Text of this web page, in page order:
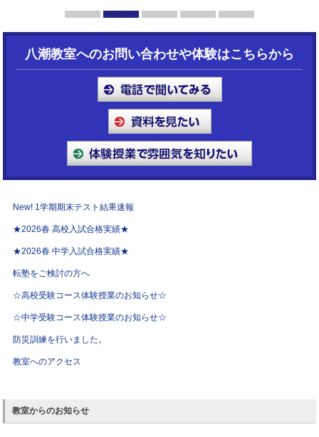
1 2 3 4
八潮教室へのお問い合わせや体験はこちらから
New! 1学期期末テスト結果速報
★2026春 高校入試合格実績★
★2026春 中学入試合格実績★
転塾をご検討の方へ
☆高校受験コース体験授業のお知らせ☆
☆中学受験コース体験授業のお知らせ☆
防災訓練を行いました。
教室へのアクセス
教室からのお知らせ